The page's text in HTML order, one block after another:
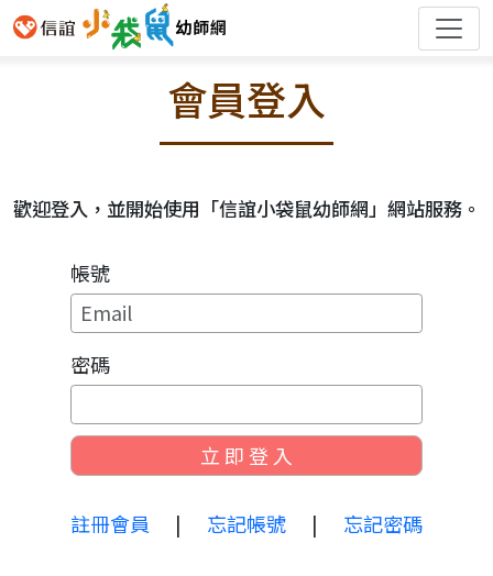
會員登入
歡迎登入，並開始使用「信誼小袋鼠幼師網」網站服務。
帳號
密碼
立 即 登 入
註冊會員 | 忘記帳號 | 忘記密碼